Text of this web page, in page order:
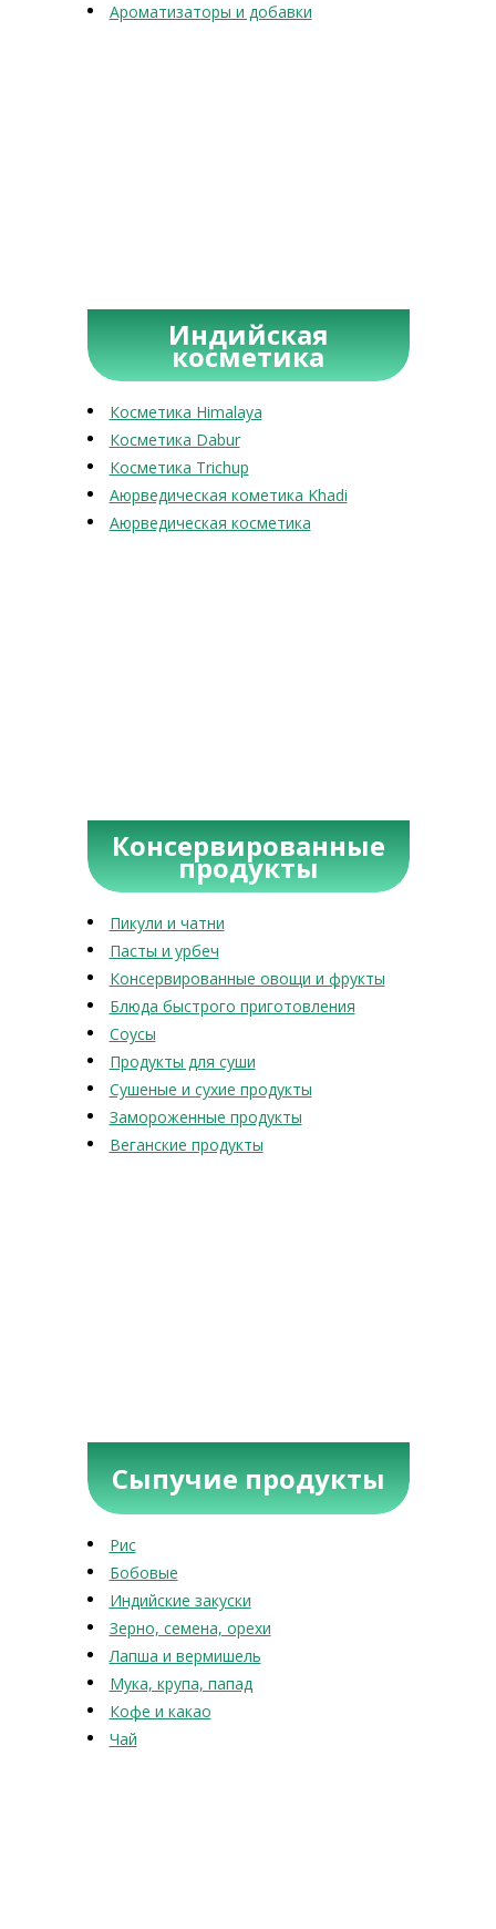
Ароматизаторы и добавки
Индийская
косметика
Косметика Himalaya
Косметика Dabur
Косметика Trichup
Аюрведическая кометика Khadi
Аюрведическая косметика
Консервированные
продукты
Пикули и чатни
Пасты и урбеч
Консервированные овощи и фрукты
Блюда быстрого приготовления
Соусы
Продукты для суши
Сушеные и сухие продукты
Замороженные продукты
Веганские продукты
Сыпучие продукты
Рис
Бобовые
Индийские закуски
Зерно, семена, орехи
Лапша и вермишель
Мука, крупа, папад
Кофе и какао
Чай